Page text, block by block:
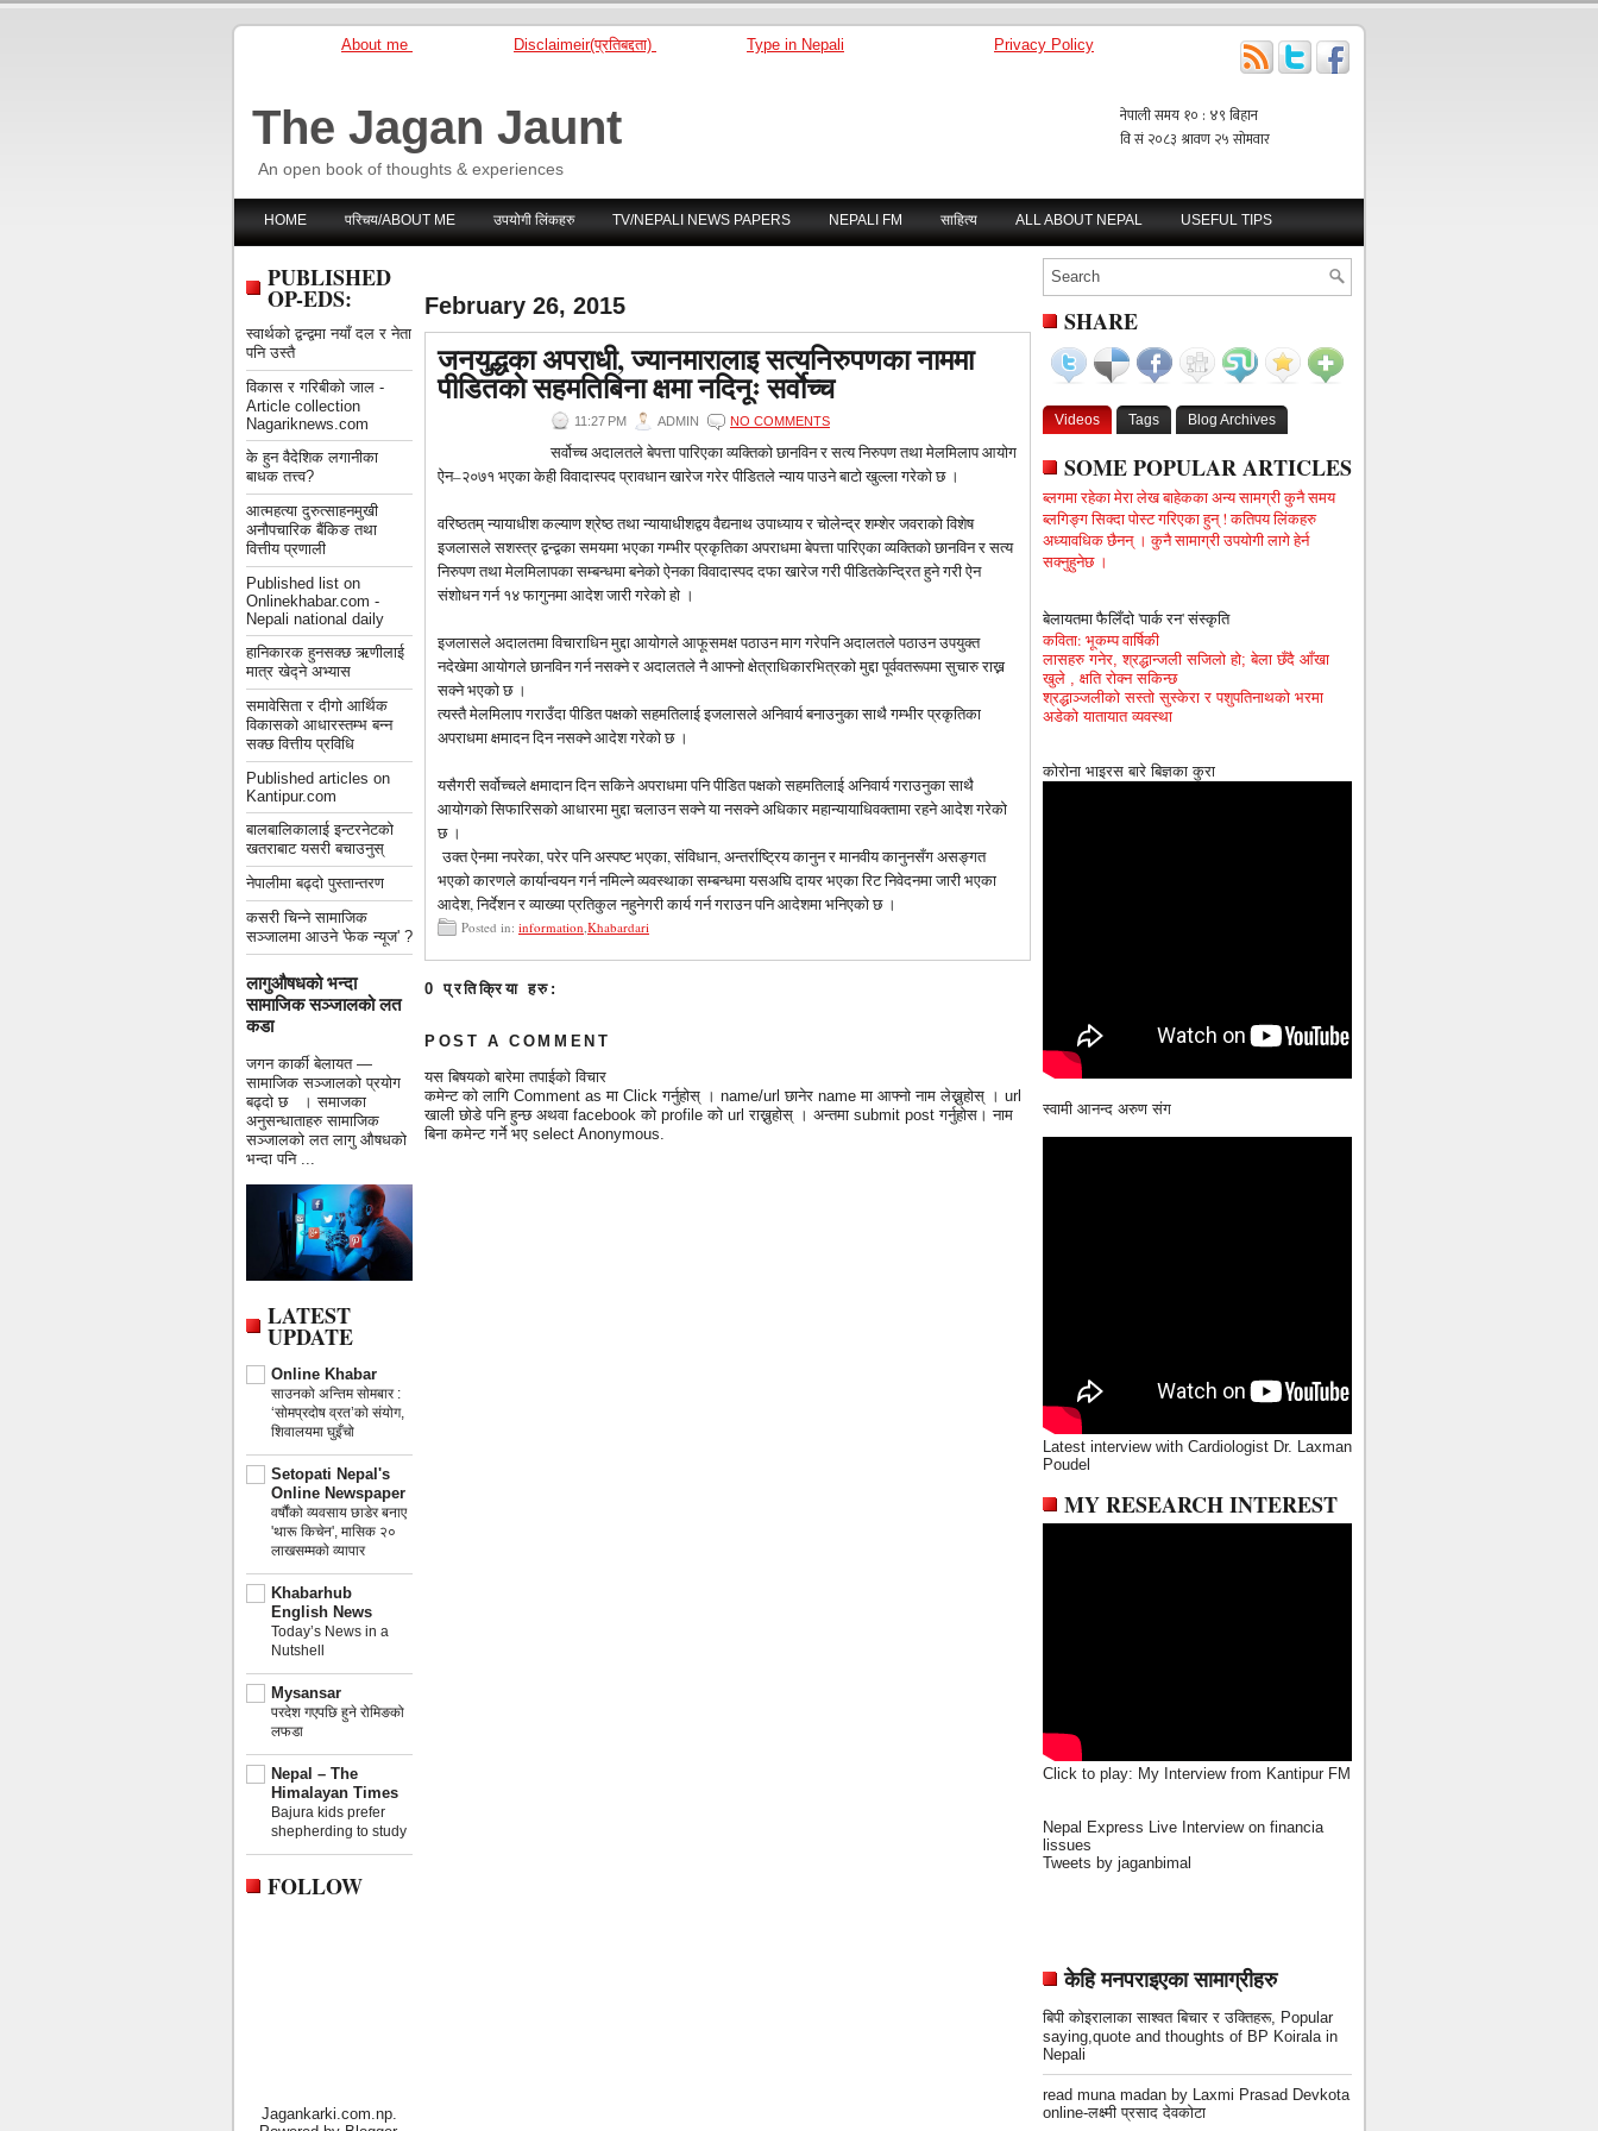
About me Disclaimeir(प्रतिबद्दता) Type in Nepali Privacy Policy
The Jagan Jaunt
An open book of thoughts & experiences
HOME परिचय/ABOUT ME उपयोगी लिंकहरु TV/NEPALI NEWS PAPERS NEPALI FM साहित्य ALL ABOUT NEPAL USEFUL TIPS
PUBLISHED
OP-EDS:
स्वार्थको द्वन्द्वमा नयाँ दल र नेता
पनि उस्तै
विकास र गरिबीको जाल -
Article collection
Nagariknews.com
के हुन वैदेशिक लगानीका
बाधक तत्त्व?
आत्महत्या दुरुत्साहनमुखी
अनौपचारिक बैंकिङ तथा
वित्तीय प्रणाली
Published list on
Onlinekhabar.com -
Nepali national daily
हानिकारक हुनसक्छ ऋणीलाई
मात्र खेद्ने अभ्यास
समावेसिता र दीगो आर्थिक
विकासको आधारस्तम्भ बन्न
सक्छ वित्तीय प्रविधि
Published articles on
Kantipur.com
बालबालिकालाई इन्टरनेटको
खतराबाट यसरी बचाउनुस्
नेपालीमा बढ्दो पुस्तान्तरण
कसरी चिन्ने सामाजिक
सञ्जालमा आउने 'फेक न्यूज' ?
लागुऔषधको भन्दा
सामाजिक सञ्जालको लत
कडा
जगन कार्की बेलायत —
सामाजिक सञ्जालको प्रयोग
बढ्दो छ । समाजका
अनुसन्धाताहरु सामाजिक
सञ्जालको लत लागु औषधको
भन्दा पनि ...
LATEST
UPDATE
Online Khabar
साउनको अन्तिम सोमबार :
‘सोमप्रदोष व्रत’को संयोग,
शिवालयमा घुइँचो
Setopati Nepal's
Online Newspaper
वर्षौंको व्यवसाय छाडेर बनाए
'थारू किचेन', मासिक २०
लाखसम्मको व्यापार
Khabarhub
English News
Today’s News in a
Nutshell
Mysansar
परदेश गएपछि हुने रोमिङको
लफडा
Nepal – The
Himalayan Times
Bajura kids prefer
shepherding to study
FOLLOW
Jagankarki.com.np.
February 26, 2015
जनयुद्धका अपराधी, ज्यानमारालाइ सत्यनिरुपणका नाममा
पीडितकाे सहमतिबिना क्षमा नदिनूः सर्वाेच्च
11:27 PM ADMIN NO COMMENTS
सर्वोच्च अदालतले बेपत्ता पारिएका व्यक्तिको छानविन र सत्य निरुपण तथा मेलमिलाप आयोग
ऐन–२०७१ भएका केही विवादास्पद प्रावधान खारेज गरेर पीडितले न्याय पाउने बाटो खुल्ला गरेको छ ।
वरिष्ठतम् न्यायाधीश कल्याण श्रेष्ठ तथा न्यायाधीशद्वय वैद्यनाथ उपाध्याय र चोलेन्द्र शम्शेर जवराको विशेष
इजलासले सशस्त्र द्वन्द्वका समयमा भएका गम्भीर प्रकृतिका अपराधमा बेपत्ता पारिएका व्यक्तिको छानविन र सत्य
निरुपण तथा मेलमिलापका सम्बन्धमा बनेको ऐनका विवादास्पद दफा खारेज गरी पीडितकेन्द्रित हुने गरी ऐन
संशोधन गर्न १४ फागुनमा आदेश जारी गरेको हो ।
इजलासले अदालतमा विचाराधिन मुद्दा आयोगले आफूसमक्ष पठाउन माग गरेपनि अदालतले पठाउन उपयुक्त
नदेखेमा आयोगले छानविन गर्न नसक्ने र अदालतले नै आफ्नो क्षेत्राधिकारभित्रको मुद्दा पूर्ववतरूपमा सुचारु राख्न
सक्ने भएको छ ।
त्यस्तै मेलमिलाप गराउँदा पीडित पक्षको सहमतिलाई इजलासले अनिवार्य बनाउनुका साथै गम्भीर प्रकृतिका
अपराधमा क्षमादन दिन नसक्ने आदेश गरेको छ ।
यसैगरी सर्वोच्चले क्षमादान दिन सकिने अपराधमा पनि पीडित पक्षको सहमतिलाई अनिवार्य गराउनुका साथै
आयोगको सिफारिसको आधारमा मुद्दा चलाउन सक्ने या नसक्ने अधिकार महान्यायाधिवक्तामा रहने आदेश गरेको
छ ।
उक्त ऐनमा नपरेका, परेर पनि अस्पष्ट भएका, संविधान, अन्तर्राष्ट्रिय कानुन र मानवीय कानुनसँग असङ्गत
भएको कारणले कार्यान्वयन गर्न नमिल्ने व्यवस्थाका सम्बन्धमा यसअघि दायर भएका रिट निवेदनमा जारी भएका
आदेश, निर्देशन र व्याख्या प्रतिकुल नहुनेगरी कार्य गर्न गराउन पनि आदेशमा भनिएको छ ।
Posted in: information,Khabardari
0 प्रतिक्रिया हरु:
POST A COMMENT
यस बिषयको बारेमा तपाईको विचार
कमेन्ट को लागि Comment as मा Click गर्नुहोस् । name/url छानेर name मा आफ्नो नाम लेख्नुहोस् । url
खाली छोडे पनि हुन्छ अथवा facebook को profile को url राख्नुहोस् । अन्तमा submit post गर्नुहोस। नाम
बिना कमेन्ट गर्ने भए select Anonymous.
SHARE
Videos Tags Blog Archives
SOME POPULAR ARTICLES
ब्लगमा रहेका मेरा लेख बाहेकका अन्य सामग्री कुनै समय
ब्लगिङ्ग सिक्दा पोस्ट गरिएका हुन् ! कतिपय लिंकहरु
अध्यावधिक छैनन् । कुनै सामाग्री उपयोगी लागे हेर्न
सक्नुहुनेछ ।
बेलायतमा फैलिँदो 'पार्क रन' संस्कृति
कविता: भूकम्प वार्षिकी
लासहरु गनेर, श्रद्धान्जली सजिलो हो; बेला छँदै आँखा
खुले , क्षति रोक्न सकिन्छ
श्रद्धाञ्जलीको सस्तो सुस्केरा र पशुपतिनाथको भरमा
अडेको यातायात व्यवस्था
कोरोना भाइरस बारे बिज्ञका कुरा
स्वामी आनन्द अरुण संग
Latest interview with Cardiologist Dr. Laxman
Poudel
MY RESEARCH INTEREST
Click to play: My Interview from Kantipur FM
Nepal Express Live Interview on financia
lissues
Tweets by jaganbimal
केहि मनपराइएका सामाग्रीहरु
बिपी कोइरालाका साश्वत बिचार र उक्तिहरू, Popular
saying,quote and thoughts of BP Koirala in
Nepali
read muna madan by Laxmi Prasad Devkota
online-लक्ष्मी प्रसाद देवकोटा